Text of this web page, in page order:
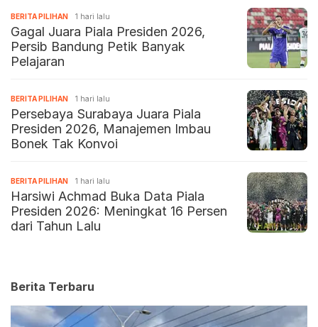
BERITA PILIHAN 1 hari lalu
Gagal Juara Piala Presiden 2026,
Persib Bandung Petik Banyak
Pelajaran
BERITA PILIHAN 1 hari lalu
Persebaya Surabaya Juara Piala
Presiden 2026, Manajemen Imbau
Bonek Tak Konvoi
BERITA PILIHAN 1 hari lalu
Harsiwi Achmad Buka Data Piala
Presiden 2026: Meningkat 16 Persen
dari Tahun Lalu
Berita Terbaru